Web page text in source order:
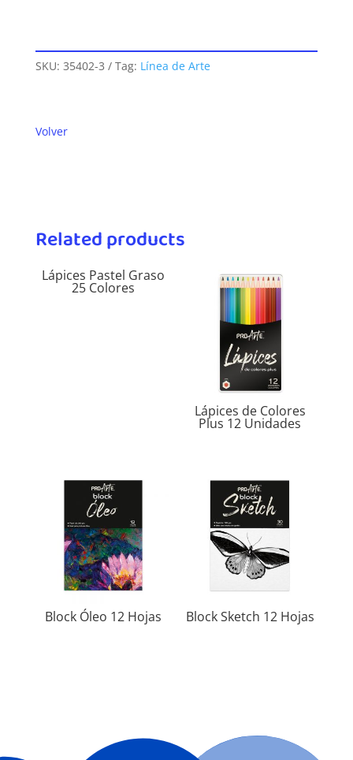
SKU: 35402-3 Tag: Línea de Arte
Volver
Related products
Lápices Pastel Graso
25 Colores
Lápices de Colores
Plus 12 Unidades
Block Óleo 12 Hojas Block Sketch 12 Hojas